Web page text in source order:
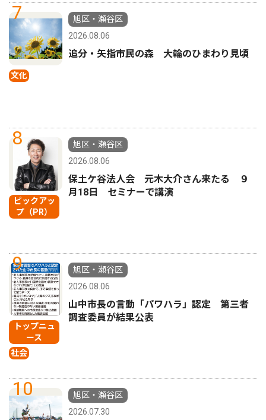
7
文化
旭区・瀬谷区
2026.08.06
追分・矢指市民の森 大輪のひまわり見頃
8
ピックアッ
プ（PR）
旭区・瀬谷区
2026.08.06
保土ケ谷法人会 元木大介さん来たる ９
月18日 セミナーで講演
9
トップニュ
ース
社会
旭区・瀬谷区
2026.08.06
山中市長の言動「パワハラ」認定 第三者
調査委員が結果公表
10
旭区・瀬谷区
2026.07.30